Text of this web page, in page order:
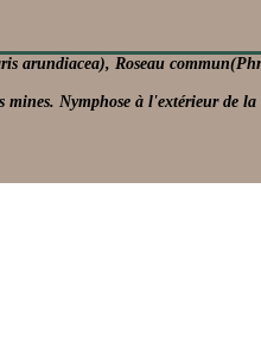
arundiacea), Roseau
Nymphose à l'extérieur de la